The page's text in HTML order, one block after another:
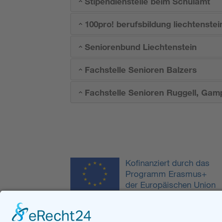
100pro! berufsbildung
Seniorenbund Liechtenstein
Fachstelle Senioren Balzers
Fachstelle Senioren Ruggell,
Kofinanziert durch das
Programm Erasmus+
der Europäischen Union
Kontakt